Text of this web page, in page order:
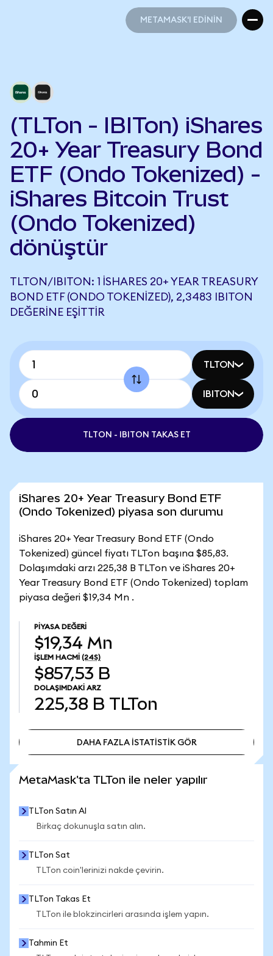
METAMASK'I EDİNİN
(TLTon - IBITon) iShares
20+ Year Treasury Bond
ETF (Ondo Tokenized) -
iShares Bitcoin Trust
(Ondo Tokenized)
dönüştür
TLTON/IBITON: 1 ISHARES 20+ YEAR TREASURY
BOND ETF (ONDO TOKENIZED), 2,3483 IBITON
DEĞERINE EŞITTIR
TLTON
IBITON
TLTON - IBITON TAKAS ET
iShares 20+ Year Treasury Bond ETF
(Ondo Tokenized) piyasa son durumu
iShares 20+ Year Treasury Bond ETF (Ondo
Tokenized) güncel fiyatı TLTon başına $85,83.
Dolaşımdaki arzı 225,38 B TLTon ve iShares 20+
Year Treasury Bond ETF (Ondo Tokenized) toplam
piyasa değeri $19,34 Mn .
PIYASA DEĞERI
$19,34 Mn
İŞLEM HACMI (24S)
$857,53 B
DOLAŞIMDAKI ARZ
225,38 B TLTon
DAHA FAZLA İSTATİSTİK GÖR
MetaMask'ta TLTon ile neler yapılır
TLTon Satın Al
Birkaç dokunuşla satın alın.
TLTon Sat
TLTon coin'lerinizi nakde çevirin.
TLTon Takas Et
TLTon ile blokzincirleri arasında işlem yapın.
Tahmin Et